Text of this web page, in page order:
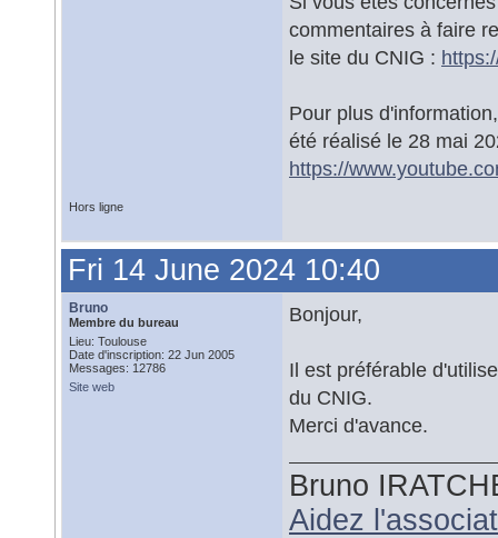
commentaires à faire
le site du CNIG :
Pour plus
été réalisé le 28 mai
https://
Hors ligne
Fri 14 June 2024 10:40
Bruno
Membre du bureau
Lieu: Toulouse
Date d'inscription: 22 Jun 2005
Messages: 12786
Site web
Bonjour,
Il est préférable
du CNIG.
Merci d'avance.
Bruno
Aidez